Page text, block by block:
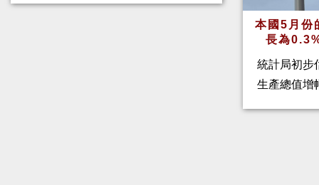
本國5月份
長為
統計局初步
生產總值增